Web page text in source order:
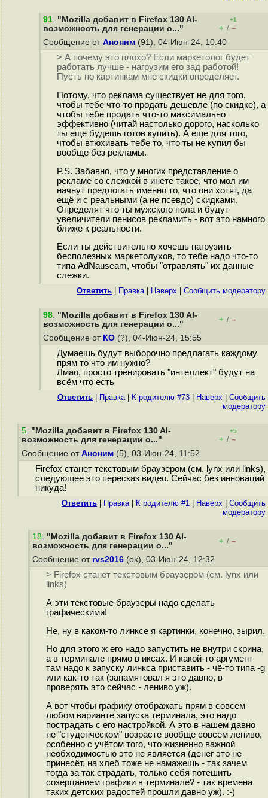
91. "Mozilla добавит в Firefox 130 AI-
возможность для генерации о..."
+1
+ / –
Сообщение от Аноним (91), 04-Июн-24, 10:40
> А почему это плохо? Если маркетолог будет
работать лучше - нагрузим его зад работой!
Пусть по картинкам мне скидки определяет.
Потому, что реклама существует не для того,
чтобы тебе что-то продать дешевле (по скидке), а
чтобы тебе продать что-то максимально
эффективно (читай настолько дорого, насколько
ты еще будешь готов купить). А еще для того,
чтобы втюхивать тебе то, что ты не купил бы
вообще без рекламы.
P.S. Забавно, что у многих представление о
рекламе со слежкой в инете такое, что мол им
начнут предлогать именно то, что они хотят, да
ещё и с реальными (а не псевдо) скидками.
Определят что ты мужского пола и будут
увеличители пeнисов рекламить - вот это намного
ближе к реальности.
Если ты действительно хочешь нагрузить
бесполезных маркетолухов, то тебе надо что-то
типа AdNauseam, чтобы "отравлять" их данные
слежки.
Ответить Правка| Наверх Cообщить модератору
98. "Mozilla добавит в Firefox 130 AI-
возможность для генерации о..."
+ / –
Сообщение от КО (?), 04-Июн-24, 15:55
Думаешь будут выборочно предлагать каждому
прям то что им нужно?
Лмао, просто тренировать "интеллект" будут на
всём что есть
Ответить Правка| К родителю #73 Наверх
Cообщить
модератору
5. "Mozilla добавит в Firefox 130 AI-
возможность для генерации о..."
+5
+ / –
Сообщение от Аноним (5), 03-Июн-24, 11:52
Firefox станет текстовым браузером (см. lynx или links),
следующее это пересказ видео. Сейчас без инноваций
никуда!
Ответить Правка| К родителю #1 Наверх
Cообщить
модератору
18. "Mozilla добавит в Firefox 130 AI-
возможность для генерации о..."
+ / –
Сообщение от rvs2016 (ok), 03-Июн-24, 12:32
> Firefox станет текстовым браузером (см. lynx или
links)
А эти текстовые браузеры надо сделать
графическими!
Не, ну в каком-то линксе я картинки, конечно, зырил.
Но для этого ж его надо запустить не внутри скрина,
а в терминале прямо в иксах. И какой-то аргумент
там надо к запуску линкса приставить - чё-то типа -g
или как-то так (запамятовал я это давно, в
проверять это сейчас - лениво уж).
А вот чтобы графику отображать прям в совсем
любом варианте запуска терминала, это надо
пострадать с его настройкой. А это в нашем давно
не "студенческом" возрасте вообще совсем лениво,
особенно с учётом того, что жизненно важной
необходимостью это не является (денег это не
принесёт, на хлеб тоже не намажешь - так зачем
тогда за так страдать, только себя потешить
созерцанием графики в терминале? - так времена
таких детских радостей прошли давно уж). :-)